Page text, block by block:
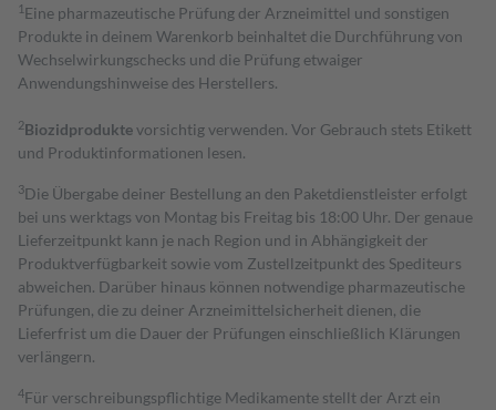
1 Eine pharmazeutische Prüfung der Arzneimittel und sonstigen
Produkte in deinem Warenkorb beinhaltet die Durchführung von
Wechselwirkungschecks und die Prüfung etwaiger
Anwendungshinweise des Herstellers.
2Biozidproduktevorsichtig verwenden. Vor Gebrauch stets Etikett
und Produktinformationen lesen.
3Die Übergabe deiner Bestellung an den Paketdienstleister erfolgt
bei uns werktags von Montag bis Freitag bis 18:00 Uhr. Der genaue
Lieferzeitpunkt kann je nach Region und in Abhängigkeit der
Produktverfügbarkeit sowie vom Zustellzeitpunkt des Spediteurs
abweichen. Darüber hinaus können notwendige pharmazeutische
Prüfungen, die zu deiner Arzneimittelsicherheit dienen, die
Lieferfrist um die Dauer der Prüfungen einschließlich Klärungen
verlängern.
4Für verschreibungspflichtige Medikamente stellt der Arzt ein